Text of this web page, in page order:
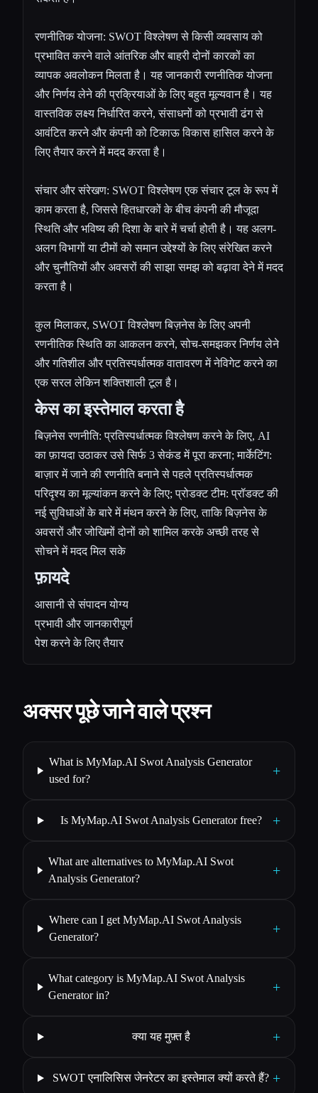
रणनीतिक योजना: SWOT विश्लेषण से किसी व्यवसाय को
प्रभावित करने वाले आंतरिक और बाहरी दोनों कारकों का
व्यापक अवलोकन मिलता है। यह जानकारी रणनीतिक योजना
और निर्णय लेने की प्रक्रियाओं के लिए बहुत मूल्यवान है। यह
वास्तविक लक्ष्य निर्धारित करने, संसाधनों को प्रभावी ढंग से
आवंटित करने और कंपनी को टिकाऊ विकास हासिल करने के
लिए तैयार करने में मदद करता है।
संचार और संरेखण: SWOT विश्लेषण एक संचार टूल के रूप में
काम करता है, जिससे हितधारकों के बीच कंपनी की मौजूदा
स्थिति और भविष्य की दिशा के बारे में चर्चा होती है। यह अलग-
अलग विभागों या टीमों को समान उद्देश्यों के लिए संरेखित करने
और चुनौतियों और अवसरों की साझा समझ को बढ़ावा देने में मदद
करता है।
कुल मिलाकर, SWOT विश्लेषण बिज़नेस के लिए अपनी
रणनीतिक स्थिति का आकलन करने, सोच-समझकर निर्णय लेने
और गतिशील और प्रतिस्पर्धात्मक वातावरण में नेविगेट करने का
एक सरल लेकिन शक्तिशाली टूल है।
केस का इस्तेमाल करता है
बिज़नेस रणनीति: प्रतिस्पर्धात्मक विश्लेषण करने के लिए, AI
का फ़ायदा उठाकर उसे सिर्फ 3 सेकंड में पूरा करना; मार्केटिंग:
बाज़ार में जाने की रणनीति बनाने से पहले प्रतिस्पर्धात्मक
परिदृश्य का मूल्यांकन करने के लिए; प्रोडक्ट टीम: प्रॉडक्ट की
नई सुविधाओं के बारे में मंथन करने के लिए, ताकि बिज़नेस के
अवसरों और जोखिमों दोनों को शामिल करके अच्छी तरह से
सोचने में मदद मिल सके
फ़ायदे
आसानी से संपादन योग्य
प्रभावी और जानकारीपूर्ण
पेश करने के लिए तैयार
अक्सर पूछे जाने वाले प्रश्न
What is MyMap.AI Swot Analysis Generator
used for?
+
Is MyMap.AI Swot Analysis Generator free? +
What are alternatives to MyMap.AI Swot
Analysis Generator?
+
Where can I get MyMap.AI Swot Analysis
Generator?
+
What category is MyMap.AI Swot Analysis
Generator in?
+
क्या यह मुफ़्त है +
SWOT एनालिसिस जेनरेटर का इस्तेमाल क्यों करते हैं? +